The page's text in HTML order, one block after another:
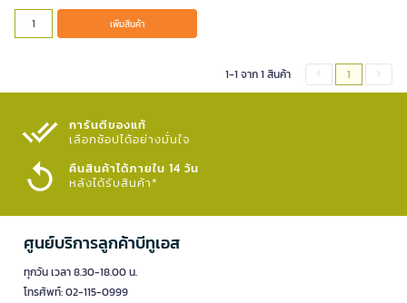
เพิ่มสินค้า
1-1 จาก 1 สินค้า 1
การันตีของแท้
เลือกช้อปได้อย่างมั่นใจ​
คืนสินค้าได้ภายใน 14 วัน
หลังได้รับสินค้า*
ศูนย์บริการลูกค้าบีทูเอส
ทุกวัน เวลา 8.30-18.00 น.
โทรศัพท์: 02-115-0999